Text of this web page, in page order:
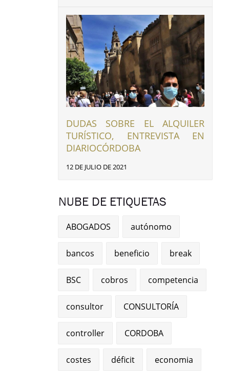
DUDAS SOBRE EL ALQUILER
TURÍSTICO, ENTREVISTA EN
DIARIOCÓRDOBA
12 DE JULIO DE 2021
NUBE DE ETIQUETAS
ABOGADOS autónomo
bancos beneficio break
BSC cobros competencia
consultor CONSULTORÍA
controller CORDOBA
costes déficit economia